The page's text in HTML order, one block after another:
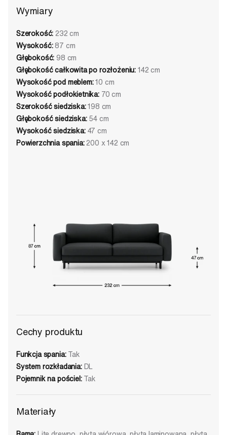
Wymiary
Szerokość: 232 cm
Wysokość:87 cm
Głębokość:98 cm
Głębokość całkowita po rozłożeniu: 142 cm
Wysokość pod meblem:10 cm
Wysokość podłokietnika: 70 cm
Szerokość siedziska:198 cm
Głębokość siedziska: 54 cm
Wysokość siedziska: 47 cm
Powierzchnia spania: 200 x 142 cm
Cechy produktu
Funkcja spania:
Tak
System rozkładania: DL
Pojemnik na pościel:
Tak
Materiały